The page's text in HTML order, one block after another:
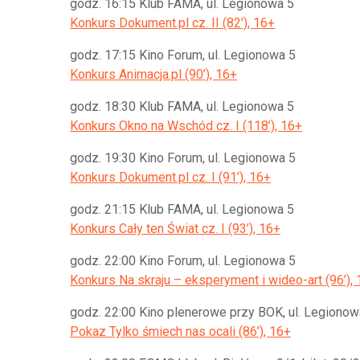
godz. 16:15 Klub FAMA, ul. Legionowa 5
Konkurs Dokument.pl cz. II (82’), 16+
godz. 17:15 Kino Forum, ul. Legionowa 5
Konkurs Animacja.pl (90’), 16+
godz. 18:30 Klub FAMA, ul. Legionowa 5
Konkurs Okno na Wschód cz. I (118’), 16+
godz. 19:30 Kino Forum, ul. Legionowa 5
Konkurs Dokument.pl cz. I (91’), 16+
godz. 21:15 Klub FAMA, ul. Legionowa 5
Konkurs Cały ten Świat cz. I (93’), 16+
godz. 22:00 Kino Forum, ul. Legionowa 5
Konkurs Na skraju – eksperyment i wideo-art (96’),
godz. 22:00 Kino plenerowe przy BOK, ul.
Pokaz Tylko śmiech nas ocali (86’), 16+